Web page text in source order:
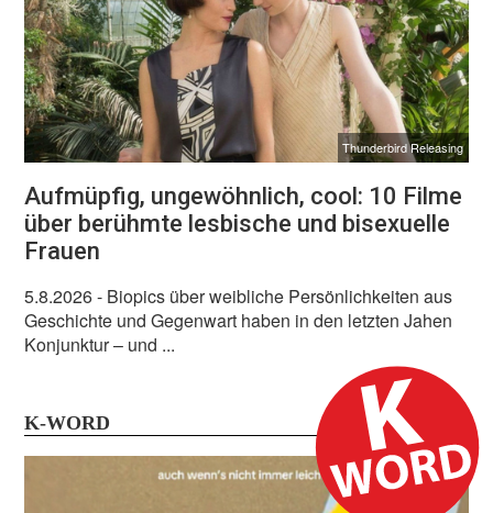
Thunderbird Releasing
Aufmüpfig, ungewöhnlich, cool: 10 Filme
über berühmte lesbische und bisexuelle
Frauen
5.8.2026- Biopics über weibliche Persönlichkeiten aus
Geschichte und Gegenwart haben in den letzten Jahen
Konjunktur – und ...
K-WORD